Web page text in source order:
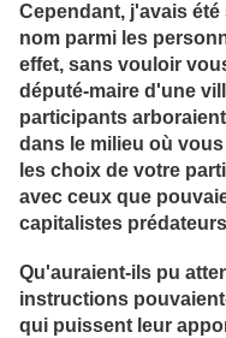
Cependant, j'avais
nom parmi les
effet, sans vouloir
député-maire d'une
participants
dans le milieu où
les choix de votre
avec ceux que
capitalistes
Qu'auraient-ils pu
instructions
qui puissent leur